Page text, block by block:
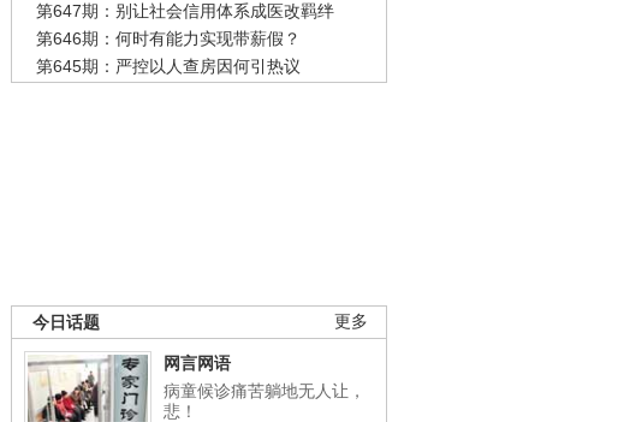
第647期：别让社会信用体系成医改羁绊
第646期：何时有能力实现带薪假？
第645期：严控以人查房因何引热议
更多
今日话题
网言网语
病童候诊痛苦躺地无人让，
悲！